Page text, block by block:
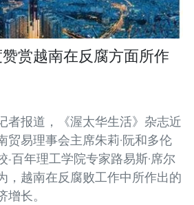
赏越南在反腐方面所作
者报道，《渥太华生活》杂志近
贸易理事会主席朱莉·阮和多伦
-百年理工学院专家路易斯·席尔
，越南在反腐败工作中所作出的
长。